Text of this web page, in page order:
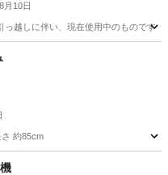
8月10日
っ越しに伴い、現在使用中のもので
約85cm
空調家電